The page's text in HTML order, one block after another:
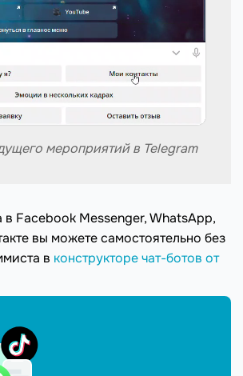
мероприятий в Telegram
в Facebook Messenger, WhatsApp,
вы можете самостоятельно без
в конструкторе чат-ботов от